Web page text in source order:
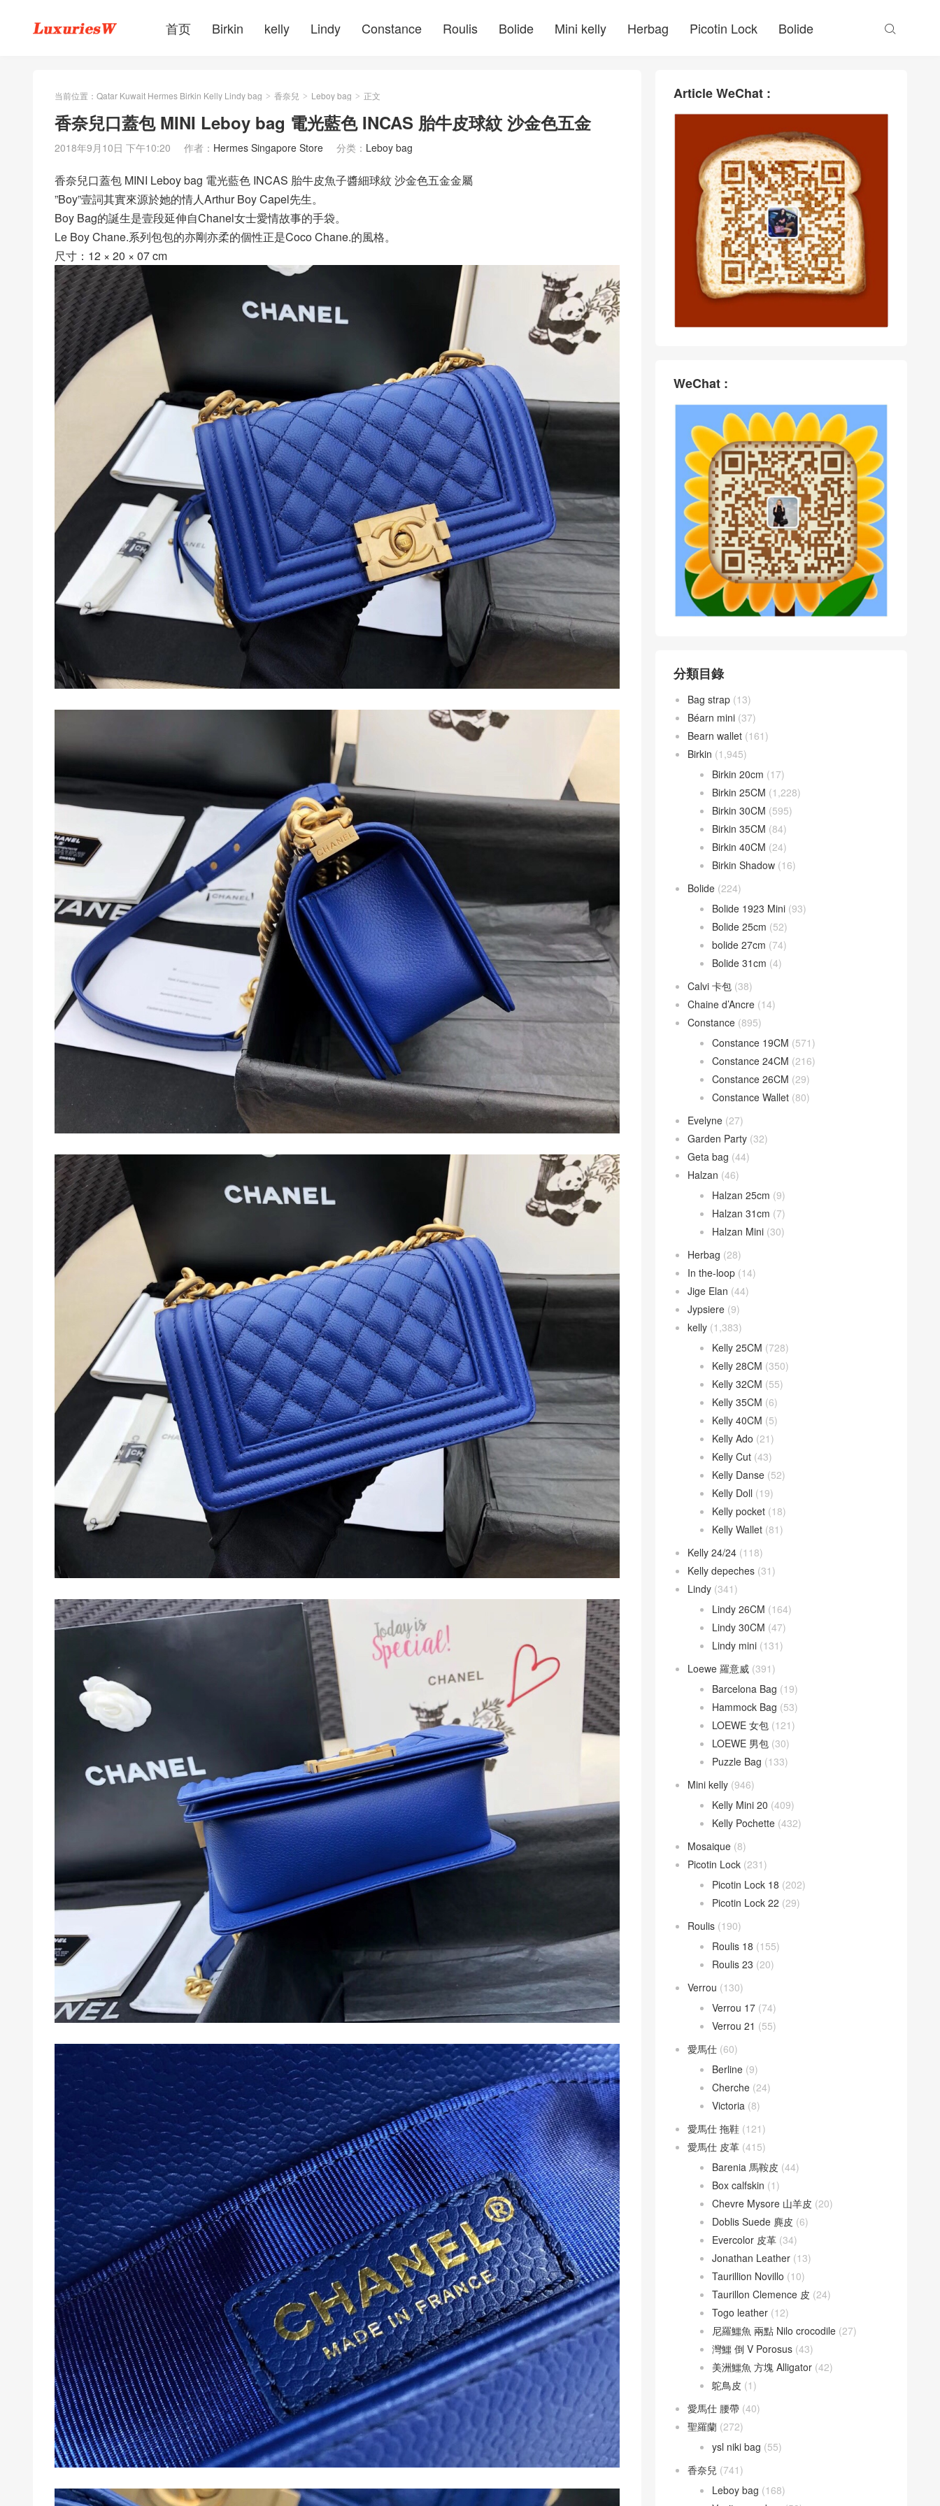
首页 Birkin kelly Lindy Constance Roulis Bolide Mini kelly Herbag Picotin Lock Bolide 
当前位置： Qatar Kuwait Hermes Birkin Kelly Lindy bag > 香奈兒 > Leboy bag > 正文
香奈兒口蓋包 MINI Leboy bag 電光藍色 INCAS 胎牛皮球紋 沙金色五金
2018年9月10日 下午10:20 作者： Hermes Singapore Store 分类： Leboy bag
香奈兒口蓋包 MINI Leboy bag 電光藍色 INCAS 胎牛皮魚子醬細球紋 沙金色五金金屬
”Boy”壹詞其實來源於她的情人Arthur Boy Capel先生。
Boy Bag的誕生是壹段延伸自Chanel女士愛情故事的手袋。
Le Boy Chane.系列包包的亦剛亦柔的個性正是Coco Chane.的風格。
尺寸：12 × 20 × 07 cm
Article WeChat :
WeChat :
分類目錄
Bag strap (13)
Béarn mini (37)
Bearn wallet (161)
Birkin (1,945)
Birkin 20cm (17)
Birkin 25CM (1,228)
Birkin 30CM (595)
Birkin 35CM (84)
Birkin 40CM (24)
Birkin Shadow (16)
Bolide (224)
Bolide 1923 Mini (93)
Bolide 25cm (52)
bolide 27cm (74)
Bolide 31cm (4)
Calvi 卡包 (38)
Chaine d’Ancre (14)
Constance (895)
Constance 19CM (571)
Constance 24CM (216)
Constance 26CM (29)
Constance Wallet (80)
Evelyne (27)
Garden Party (32)
Geta bag (44)
Halzan (46)
Halzan 25cm (9)
Halzan 31cm (7)
Halzan Mini (30)
Herbag (28)
In the-loop (14)
Jige Elan (44)
Jypsiere (9)
kelly (1,383)
Kelly 25CM (728)
Kelly 28CM (350)
Kelly 32CM (55)
Kelly 35CM (6)
Kelly 40CM (5)
Kelly Ado (21)
Kelly Cut (43)
Kelly Danse (52)
Kelly Doll (19)
Kelly pocket (18)
Kelly Wallet (81)
Kelly 24/24 (118)
Kelly depeches (31)
Lindy (341)
Lindy 26CM (164)
Lindy 30CM (47)
Lindy mini (131)
Loewe 羅意威 (391)
Barcelona Bag (19)
Hammock Bag (53)
LOEWE 女包 (121)
LOEWE 男包 (30)
Puzzle Bag (133)
Mini kelly (946)
Kelly Mini 20 (409)
Kelly Pochette (432)
Mosaique (8)
Picotin Lock (231)
Picotin Lock 18 (202)
Picotin Lock 22 (29)
Roulis (190)
Roulis 18 (155)
Roulis 23 (20)
Verrou (130)
Verrou 17 (74)
Verrou 21 (55)
愛馬仕 (60)
Berline (9)
Cherche (24)
Victoria (8)
愛馬仕 拖鞋 (121)
愛馬仕 皮革 (415)
Barenia 馬鞍皮 (44)
Box calfskin (1)
Chevre Mysore 山羊皮 (20)
Doblis Suede 麂皮 (6)
Evercolor 皮革 (34)
Jonathan Leather (13)
Taurillion Novillo (10)
Taurillon Clemence 皮 (24)
Togo leather (12)
尼羅鱷魚 兩點 Nilo crocodile (27)
灣鱷 倒 V Porosus (43)
美洲鱷魚 方塊 Alligator (42)
鴕鳥皮 (1)
愛馬仕 腰帶 (40)
聖羅蘭 (272)
ysl niki bag (55)
香奈兒 (741)
Leboy bag (168)